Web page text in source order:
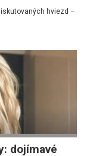
hviezd –
dojímavé